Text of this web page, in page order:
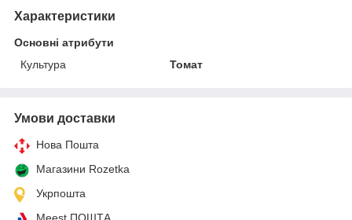
Характеристики
Основні атрибути
Культура
Томат
Умови доставки
Нова Пошта
Магазини Rozetka
Укрпошта
Meest ПОШТА